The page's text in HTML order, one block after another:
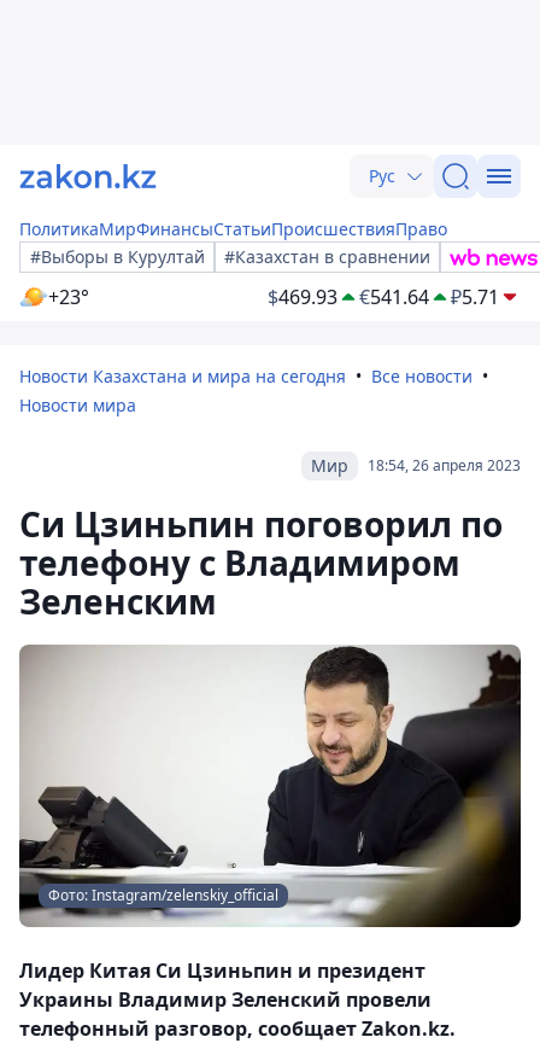
Рус
ПолитикаМирФинансыСтатьиПроисшествияПраво
#Выборы в Курултай
#Казахстан в сравнении
+23° $469.93 €541.64 ₽5.71
Новости Казахстана и мира на сегодня
Все новости
Новости мира
18:54, 26 апреля 2023
Мир
Си Цзиньпин поговорил по
телефону с Владимиром
Зеленским
Фото: Instagram/zelenskiy_official
Лидер Китая Си Цзиньпин и президент
Украины Владимир Зеленский провели
телефонный разговор, сообщает Zakon.kz.